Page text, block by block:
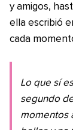
y amigos,
ella escribió
cada
Lo que sí
segundo
momentos